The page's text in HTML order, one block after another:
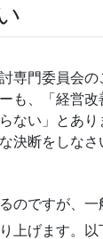
専門委員会の
も、「経営
ない」とあり
決断をしなさ
ですが、一
上げます。以